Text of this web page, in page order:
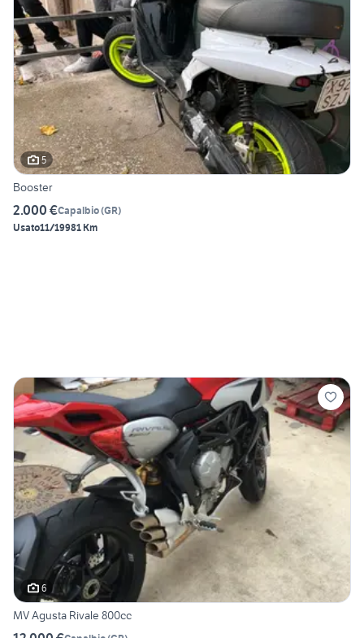
5
Booster
2.000 €Capalbio(GR)
Usato11/19981 Km
6
MV Agusta Rivale 800cc